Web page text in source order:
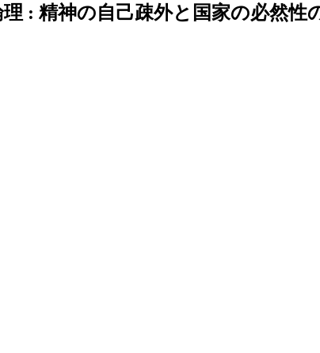
: 精神の自己疎外と国家の必然性